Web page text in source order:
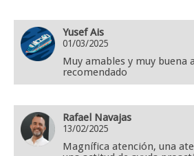
Yusef Ais
01/03/2025
Muy amables y muy buena
recomendado
Rafael Navajas
13/02/2025
Magnífica atención, una